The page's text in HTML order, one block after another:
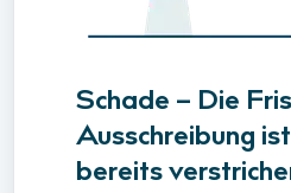
Schade – Die
Ausschreibung
bereits